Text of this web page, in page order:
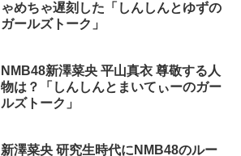
ゃめちゃ遅刻した「しんしんとゆずの
ガールズトーク」
NMB48新澤菜央 平山真衣 尊敬する人
物は？「しんしんとまいてぃーのガー
ルズトーク」
新澤菜央 研究生時代にNMB48のルー